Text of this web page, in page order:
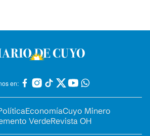
en:
EconomíaCuyo Minero
VerdeRevista OH